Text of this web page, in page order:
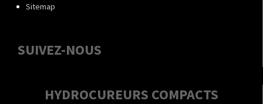
Sitemap
SUIVEZ-NOUS
HYDROCUREURS COMPACTS